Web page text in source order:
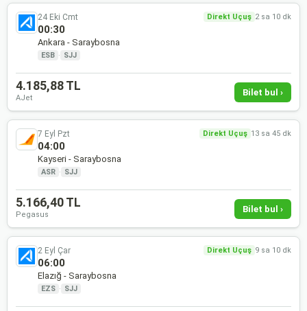
24 Eki Cmt Direkt Uçuş 2 sa 10 dk
00:30
Ankara - Saraybosna
ESB · SJJ
4.185,88 TL
AJet
Bilet bul ›
7 Eyl Pzt Direkt Uçuş 13 sa 45 dk
04:00
Kayseri - Saraybosna
ASR · SJJ
5.166,40 TL
Pegasus
Bilet bul ›
2 Eyl Çar Direkt Uçuş 9 sa 10 dk
06:00
Elazığ - Saraybosna
EZS · SJJ